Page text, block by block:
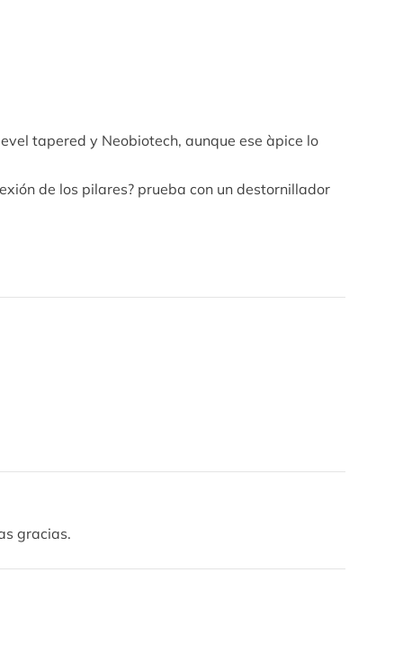
tapered y Neobiotech, aunque ese àpice lo
de los pilares? prueba con un destornillador
gracias.